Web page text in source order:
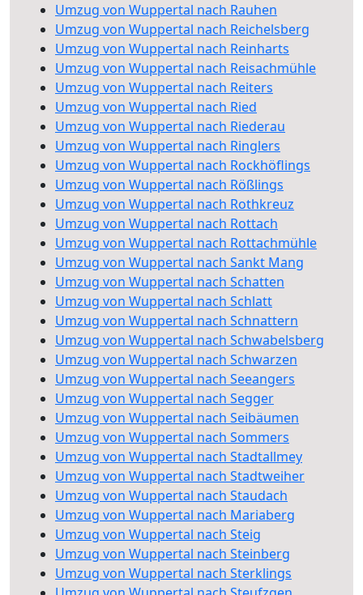
Umzug von Wuppertal nach Rauhen
Umzug von Wuppertal nach Reichelsberg
Umzug von Wuppertal nach Reinharts
Umzug von Wuppertal nach Reisachmühle
Umzug von Wuppertal nach Reiters
Umzug von Wuppertal nach Ried
Umzug von Wuppertal nach Riederau
Umzug von Wuppertal nach Ringlers
Umzug von Wuppertal nach Rockhöflings
Umzug von Wuppertal nach Rößlings
Umzug von Wuppertal nach Rothkreuz
Umzug von Wuppertal nach Rottach
Umzug von Wuppertal nach Rottachmühle
Umzug von Wuppertal nach Sankt Mang
Umzug von Wuppertal nach Schatten
Umzug von Wuppertal nach Schlatt
Umzug von Wuppertal nach Schnattern
Umzug von Wuppertal nach Schwabelsberg
Umzug von Wuppertal nach Schwarzen
Umzug von Wuppertal nach Seeangers
Umzug von Wuppertal nach Segger
Umzug von Wuppertal nach Seibäumen
Umzug von Wuppertal nach Sommers
Umzug von Wuppertal nach Stadtallmey
Umzug von Wuppertal nach Stadtweiher
Umzug von Wuppertal nach Staudach
Umzug von Wuppertal nach Mariaberg
Umzug von Wuppertal nach Steig
Umzug von Wuppertal nach Steinberg
Umzug von Wuppertal nach Sterklings